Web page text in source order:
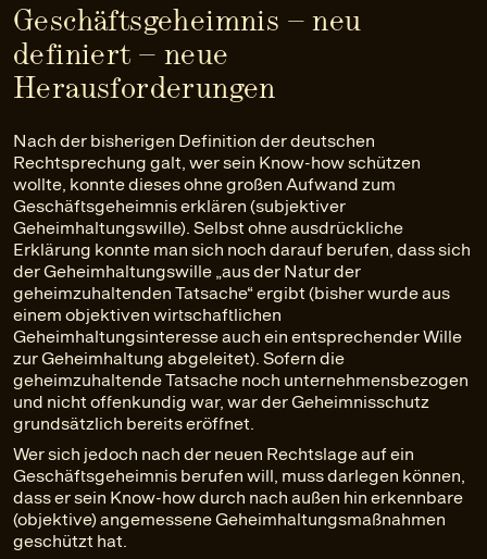
Geschäftsgeheimnis – neu
definiert – neue
Herausforderungen
Nach der bisherigen Definition der deutschen
Rechtsprechung galt, wer sein Know-how schützen
wollte, konnte dieses ohne großen Aufwand zum
Geschäftsgeheimnis erklären (subjektiver
Geheimhaltungswille). Selbst ohne ausdrückliche
Erklärung konnte man sich noch darauf berufen, dass sich
der Geheimhaltungswille „aus der Natur der
geheimzuhaltenden Tatsache“ ergibt (bisher wurde aus
einem objektiven wirtschaftlichen
Geheimhaltungsinteresse auch ein entsprechender Wille
zur Geheimhaltung abgeleitet). Sofern die
geheimzuhaltende Tatsache noch unternehmensbezogen
und nicht offenkundig war, war der Geheimnisschutz
grundsätzlich bereits eröffnet.
Wer sich jedoch nach der neuen Rechtslage auf ein
Geschäftsgeheimnis berufen will, muss darlegen können,
dass er sein Know-how durch nach außen hin erkennbare
(objektive) angemessene Geheimhaltungsmaßnahmen
geschützt hat.